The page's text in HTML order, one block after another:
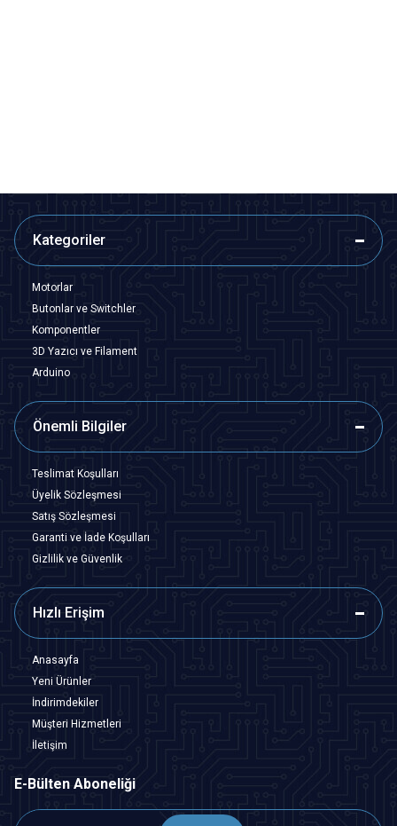
Kategoriler
Motorlar
Butonlar ve Switchler
Komponentler
3D Yazıcı ve Filament
Arduino
Önemli Bilgiler
Teslimat Koşulları
Üyelik Sözleşmesi
Satış Sözleşmesi
Garanti ve İade Koşulları
Gizlilik ve Güvenlik
Hızlı Erişim
Anasayfa
Yeni Ürünler
İndirimdekiler
Müşteri Hizmetleri
İletişim
E-Bülten Aboneliği